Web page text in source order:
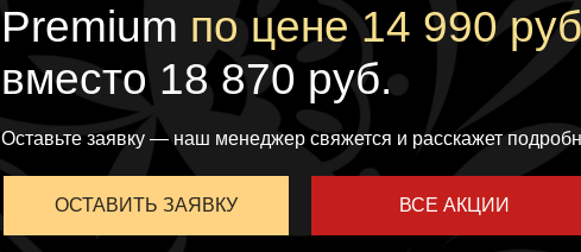
Premium по цене 14 990
вместо 18 870 руб.
Оставьте заявку — наш менеджер свяжется и расскажет
ОСТАВИТЬ ЗАЯВКУ ВСЕ АКЦИИ